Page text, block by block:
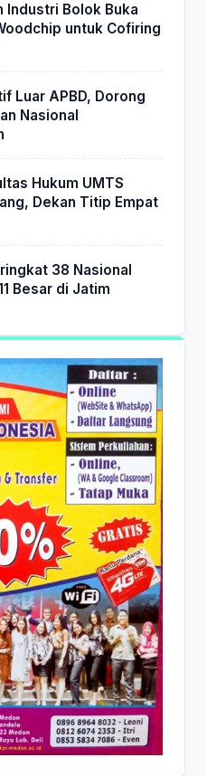
Industri Bolok Buka
untuk Cofiring
Luar APBD, Dorong
Nasional
Hukum UMTS
Dekan Titip Empat
38 Nasional
Besar di Jatim